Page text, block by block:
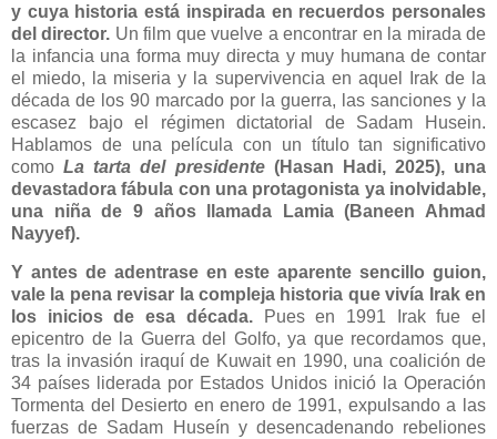
y cuya historia está inspirada en recuerdos personales
del director. Un film que vuelve a encontrar en la mirada de
la infancia una forma muy directa y muy humana de contar
el miedo, la miseria y la supervivencia en aquel Irak de la
década de los 90 marcado por la guerra, las sanciones y la
escasez bajo el régimen dictatorial de Sadam Husein.
Hablamos de una película con un título tan significativo
comoLa tarta del presidente(Hasan Hadi, 2025), una
devastadora fábula con una protagonista ya inolvidable,
una niña de 9 años llamada Lamia (Baneen Ahmad
Nayyef).
Y antes de adentrase en este aparente sencillo guion,
vale la pena revisar la compleja historia que vivía Irak en
los inicios de esa década.Pues en 1991 Irak fue el
epicentro de la Guerra del Golfo, ya que recordamos que,
tras la invasión iraquí de Kuwait en 1990, una coalición de
34 países liderada por Estados Unidos inició la Operación
Tormenta del Desierto en enero de 1991, expulsando a las
fuerzas de Sadam Huseín y desencadenando rebeliones